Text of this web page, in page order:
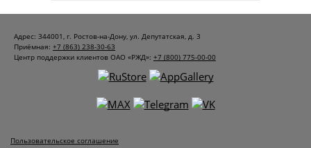
Адрес: 344001, г. Ростов-на-Дону, ул. Депутатская, д. 3
Приёмная: +7 (863) 238-30-63
Центр поддержки клиентов ОАО «РЖД»: +7 (800) 775-00-00
Пользовательское соглашение